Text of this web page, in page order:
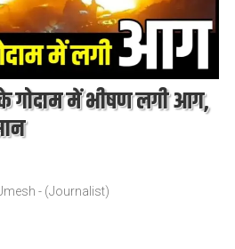
गोदाम में भीषण लगी आग,
- (Journalist)